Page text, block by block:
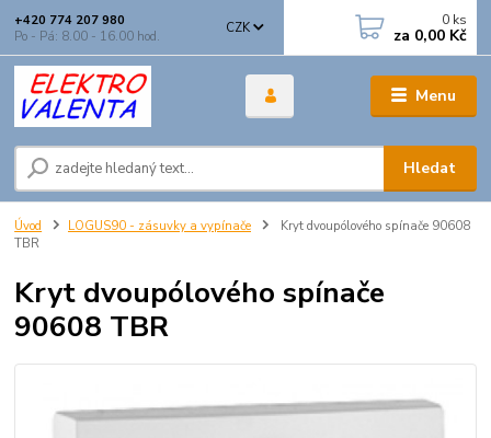
Menu
CZK
Hledat
+420 774 207 980
Po - Pá: 8.00 - 16.00 hod.
0 ks
za 0,00 Kč
Úvod LOGUS90 - zásuvky a vypínače
Kryt dvoupólového spínače 90608
TBR
Kryt dvoupólového spínače
90608 TBR